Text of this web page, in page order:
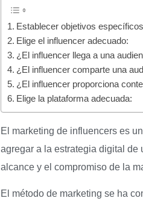
Establecer objetivos
Elige el influencer adecuado:
¿El influencer llega a una
¿El influencer comparte una
¿El influencer proporciona
Elige la plataforma adecuada:
El marketing de influencers es
agregar a la estrategia digital de
alcance y el compromiso de la
El método de marketing se ha